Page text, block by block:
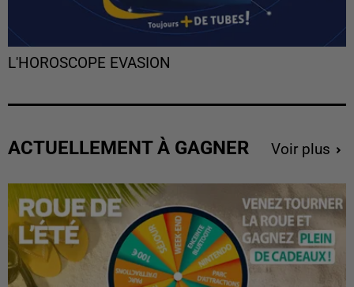
L'HOROSCOPE EVASION
ACTUELLEMENT À GAGNER Voir plus